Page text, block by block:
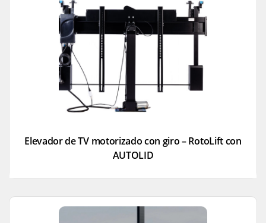
Elevador de TV motorizado con giro – RotoLift con
AUTOLID